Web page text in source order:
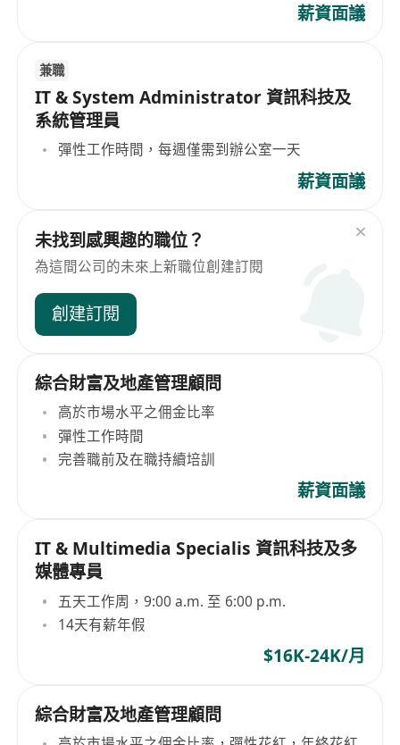
薪資面議
兼職
IT & System Administrator 資訊科技及
系統管理員
彈性工作時間，每週僅需到辦公室一天
薪資面議
未找到感興趣的職位？
為這間公司的未來上新職位創建訂閱
創建訂閱
綜合財富及地產管理顧問
高於市場水平之佣金比率
彈性工作時間
完善職前及在職持續培訓
薪資面議
IT & Multimedia Specialis 資訊科技及多
媒體專員
五天工作周，9:00 a.m. 至 6:00 p.m.
14天有薪年假
$16K-24K/月
綜合財富及地產管理顧問